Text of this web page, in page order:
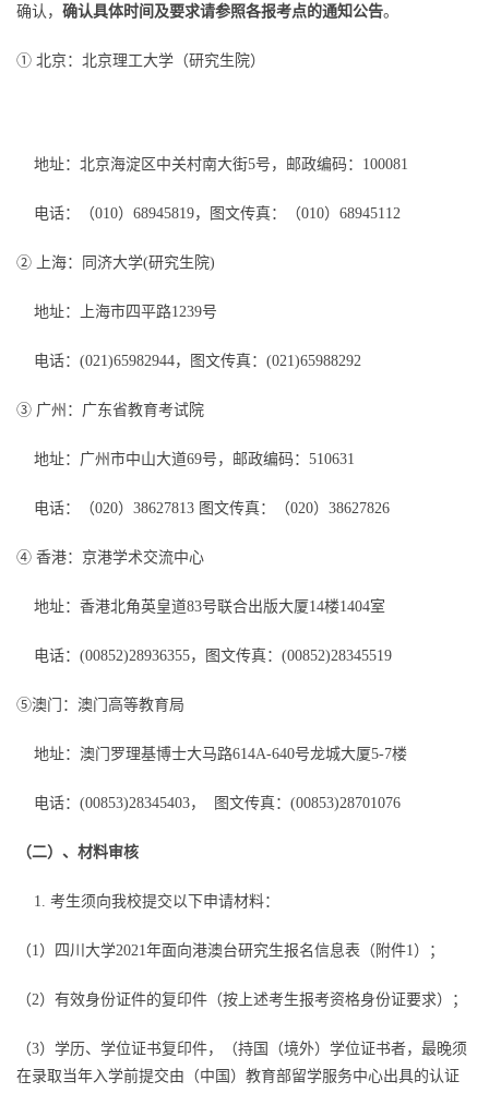
确认， 确认具体时间及要求请参照各报考点的通知公告。
① 北京：北京理工大学（研究生院）
地址：北京海淀区中关村南大街5号，邮政编码：100081
电话：（010）68945819，图文传真：（010）68945112
② 上海：同济大学(研究生院)
地址：上海市四平路1239号
电话：(021)65982944，图文传真：(021)65988292
③ 广州：广东省教育考试院
地址：广州市中山大道69号，邮政编码：510631
电话：（020）38627813 图文传真：（020）38627826
④ 香港：京港学术交流中心
地址：香港北角英皇道83号联合出版大厦14楼1404室
电话：(00852)28936355，图文传真：(00852)28345519
⑤澳门：澳门高等教育局
地址：澳门罗理基博士大马路614A-640号龙城大厦5-7楼
电话：(00853)28345403， 图文传真：(00853)28701076
（二）、材料审核
1. 考生须向我校提交以下申请材料：
（1）四川大学2021年面向港澳台研究生报名信息表（附件1）；
（2）有效身份证件的复印件（按上述考生报考资格身份证要求）；
（3）学历、学位证书复印件，（持国（境外）学位证书者，最晚须
在录取当年入学前提交由（中国）教育部留学服务中心出具的认证